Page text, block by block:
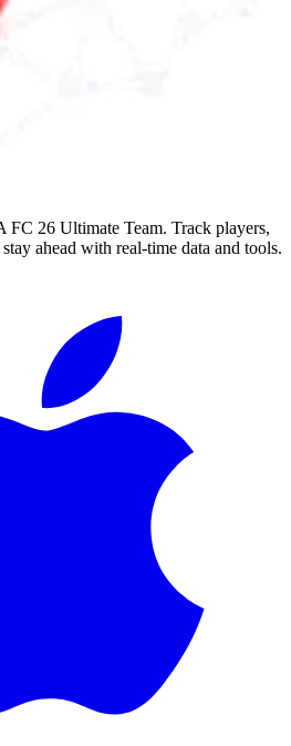
FC 26 Ultimate Team. Track players,
ahead with real-time data and tools.